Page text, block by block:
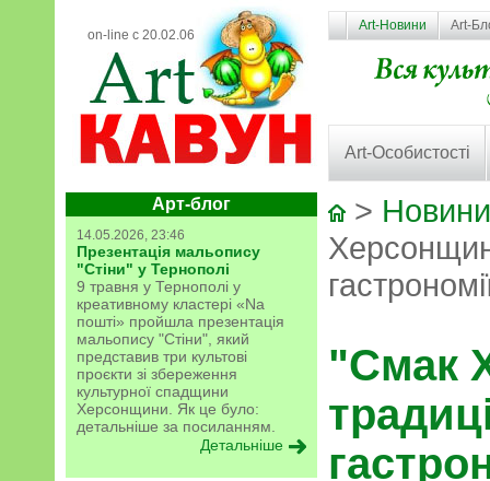
on-line с 20.02.06
Art-Новини Art-
Art-Особистості
Арт-блог
14.05.2026, 23:46
Презентація мальопису
"Стіни" у Тернополі
9 травня у Тернополі у
креативному кластері «Na
пошті» пройшла презентація
мальопису "Стіни", який
представив три культові
проєкти зі збереження
культурної спадщини
Херсонщини. Як це було:
детальніше за посиланням.
Детальніше
>
"Смак